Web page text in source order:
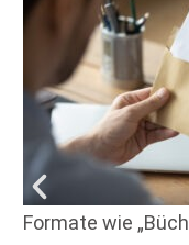
Formate wie